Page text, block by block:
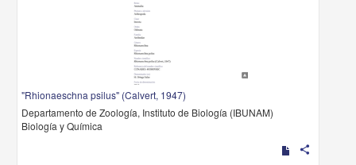
"Rhionaeschna psilus" (Calvert, 1947)
Departamento de Zoología, Instituto de Biología (IBUNAM)
Biología y Química
share